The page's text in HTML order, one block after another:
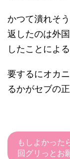
かつて潰れそ
返したのは外
したことによる
要するにオカ
るかがセブの
もしよかった
回グリっとお